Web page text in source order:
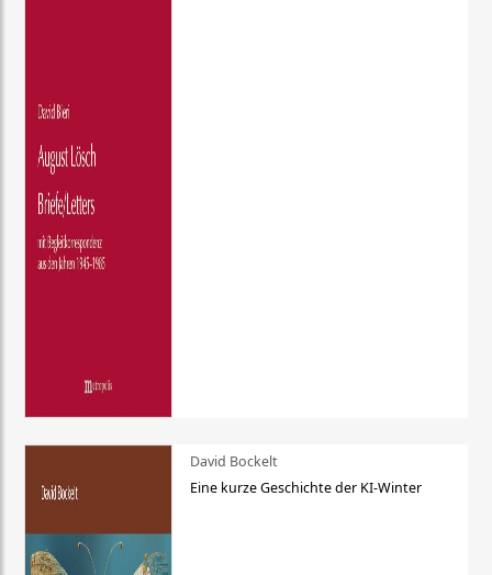
David Bockelt
Eine kurze Geschichte der KI-Winter